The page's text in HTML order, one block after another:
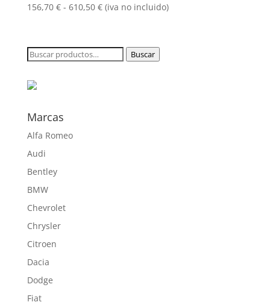
156,70 € - 610,50 €Rango
desde
156,70 €
(iva no incluido)
Buscar
Buscar
Marcas
Alfa Romeo
Audi
Bentley
BMW
Chevrolet
Chrysler
Citroen
Dacia
Dodge
Fiat